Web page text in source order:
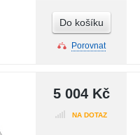
Do košíku
Porovnat
5 004 Kč
NA DOTAZ